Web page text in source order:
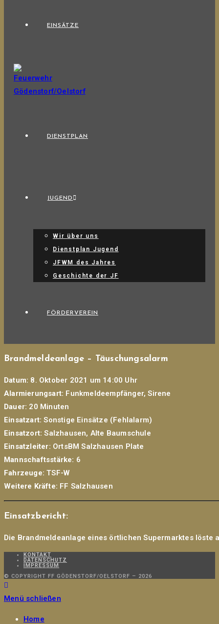
EINSÄTZE
DIENSTPLAN
JUGEND
Wir über uns
Dienstplan Jugend
JFWM des Jahres
Geschichte der JF
FÖRDERVEREIN
Brandmeldeanlage – Täuschungsalarm
Datum: 8. Oktober 2021 um 14:00 Uhr
Alarmierungsart: Funkmeldeempfänger, Sirene
Dauer: 20 Minuten
Einsatzart: Sonstige Einsätze (Fehlalarm)
Einsatzort: Salzhausen, Alte Baumschule
Einsatzleiter: OrtsBM Salzhausen Plate
Mannschaftsstärke: 6
Fahrzeuge: TSF-W
Weitere Kräfte: FF Salzhausen
Einsatzbericht:
Die Brandmeldeanlage eines örtlichen Supermarktes löste
KONTAKT
DATENSCHUTZ
IMPRESSUM
© COPYRIGHT FF GÖDENSTORF/OELSTORF – 2026
Menü schließen
Home